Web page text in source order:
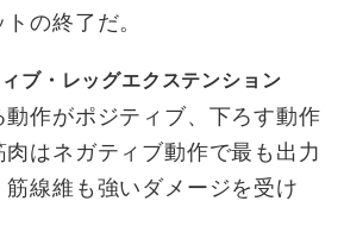
の終了だ。
ブ・レッグエクステンション
動作がポジティブ、下ろす動作
はネガティブ動作で最も出力
筋線維も強いダメージを受け